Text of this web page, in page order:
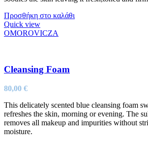
Προσθήκη στο καλάθι
Quick view
OMOROVICZA
Cleansing Foam
80,00 €
This delicately scented blue cleansing foam
refreshes the skin, morning or evening. The
removes all makeup and impurities without
moisture.